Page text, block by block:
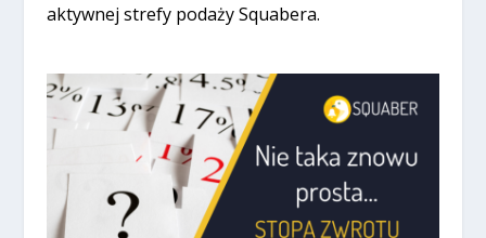
aktywnej strefy podaży Squabera.